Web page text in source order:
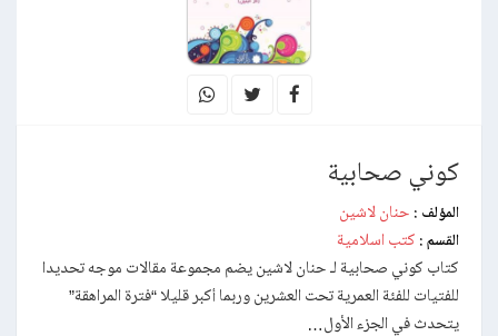
كوني صحابية
المؤلف : حنان لاشين
القسم : كتب اسلامية
كتاب كوني صحابية لـ حنان لاشين يضم مجموعة مقالات موجه تحديدا
للفتيات للفئة العمرية تحت العشرين وربما أكبر قليلا “فترة المراهقة”
يتحدث في الجزء الأول…